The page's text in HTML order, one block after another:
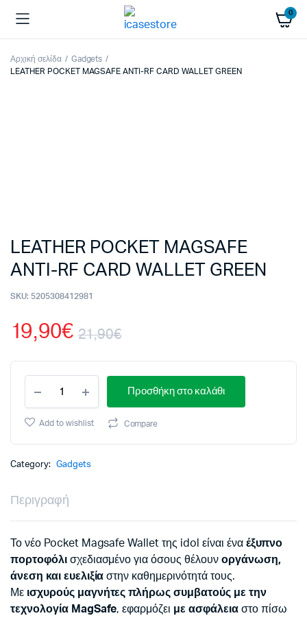
0
Αρχική σελίδα
Gadgets
LEATHER POCKET MAGSAFE ANTI-RF CARD WALLET GREEN
LEATHER POCKET MAGSAFE
ANTI-RF CARD WALLET GREEN
SKU: 5205308412981
21,90€
Original
price
was:
21,90€.
19,90€
Η
τρέχουσα
τιμή
είναι:
POCKET
MAGSAFE
ANTI-
CARD
WALLET
Προσθήκη στο καλάθι
Add to wishlist Compare
Category: Gadgets
Περιγραφή
Το νέο Pocket Magsafe Wallet της idol είναι ένα έξυπνο
πορτοφόλισχεδιασμένο για όσους θέλουν οργάνωση,
άνεση και ευελιξία στην καθημερινότητά τους.
Με ισχυρούς μαγνήτες πλήρως συμβατούς με την
τεχνολογία MagSafe, εφαρμόζει με ασφάλειαστο πίσω